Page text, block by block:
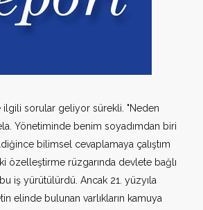
ilgili sorular geliyor sürekli. "Neden
Yönetiminde benim soyadımdan biri
bilimsel cevaplamaya çalıştım
özelleştirme rüzgarında devlete bağlı
iş yürütülürdü. Ancak 21. yüzyıla
elinde bulunan varlıkların kamuya